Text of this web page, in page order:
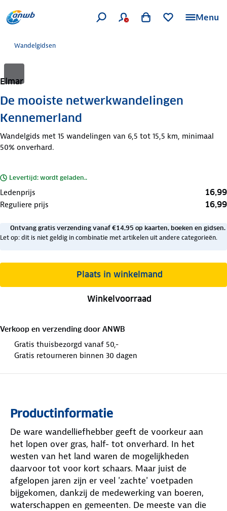
Menu
Wandelgidsen
Elmar
De mooiste netwerkwandelingen
Kennemerland
Wandelgids met 15 wandelingen van 6,5 tot 15,5 km, minimaal
50% onverhard.
Levertijd: wordt geladen..
Ledenprijs 16,99
Reguliere prijs 16,99
Ontvang gratis verzending vanaf €14,95 op kaarten, boeken en gidsen.
Let op: dit is niet geldig in combinatie met artikelen uit andere categorieën.
Plaats in winkelmand
Winkelvoorraad
Verkoop en verzending door ANWB
Gratis thuisbezorgd vanaf 50,-
Gratis retourneren binnen 30 dagen
Productinformatie
De ware wandelliefhebber geeft de voorkeur aan
het lopen over gras, half- tot onverhard. In het
westen van het land waren de mogelijkheden
daarvoor tot voor kort schaars. Maar juist de
afgelopen jaren zijn er veel 'zachte' voetpaden
bijgekomen, dankzij de medewerking van boeren,
waterschappen en gemeenten. De meeste van die